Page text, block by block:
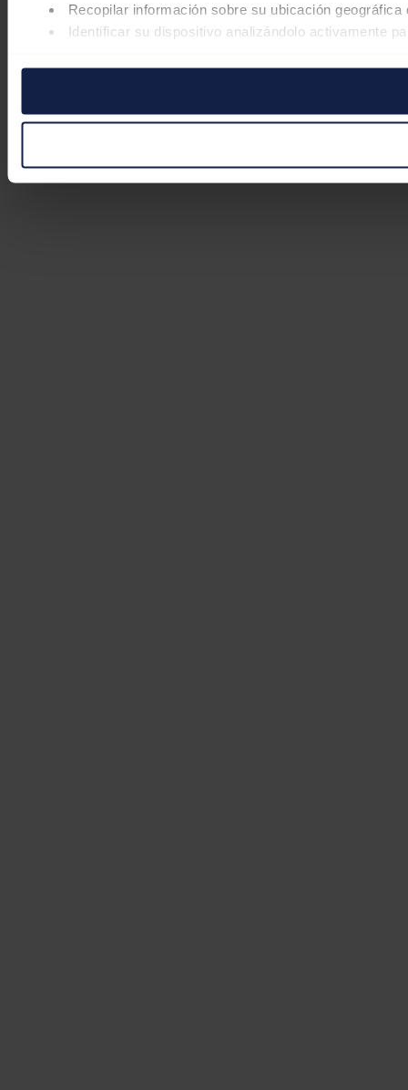
Recopilar información sobre su ubicación
Identificar su dispositivo analizándolo activamente
Las cookies de este sitio web se usan para personalizar el
pueden combinarla con otra información que les haya